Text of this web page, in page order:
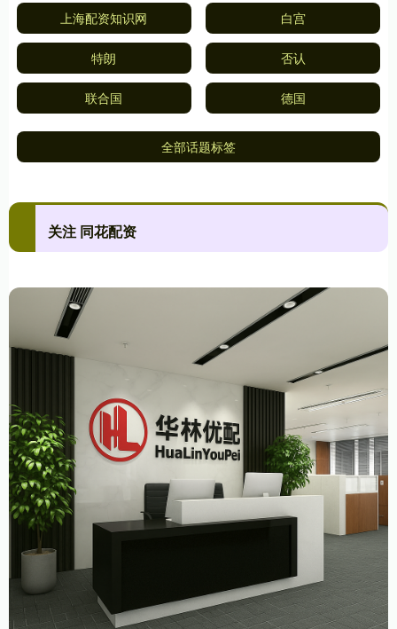
上海配资知识网 白宫
特朗 否认
联合国 德国
全部话题标签
关注 同花配资